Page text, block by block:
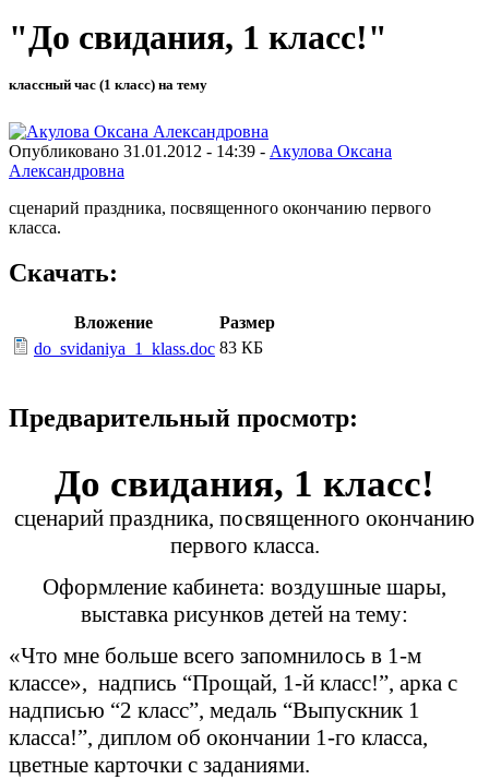
"До свидания, 1 класс!"
классный час (1 класс) на тему
Опубликовано 31.01.2012 - 14:39 - Акулова Оксана
Александровна
сценарий праздника, посвященного окончанию первого
класса.
Скачать:
Вложение
Размер
do_svidaniya_1_klass.doc 83 КБ
Предварительный просмотр:
До свидания, 1 класс!
сценарий праздника, посвященного окончанию
первого класса.
Оформление кабинета: воздушные шары,
выставка рисунков детей на тему:
«Что мне больше всего запомнилось в 1-м
классе», надпись “Прощай, 1-й класс!”, арка с
надписью “2 класс”, медаль “Выпускник 1
класса!”, диплом об окончании 1-го класса,
цветные карточки с заданиями.